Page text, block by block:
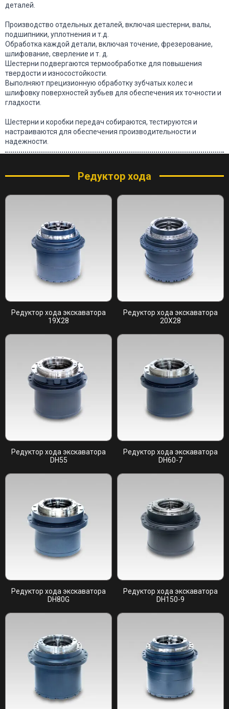
деталей.
Производство отдельных деталей, включая шестерни, валы,
подшипники, уплотнения и т.д.
Обработка каждой детали, включая точение, фрезерование,
шлифование, сверление и т. д.
Шестерни подвергаются термообработке для повышения
твердости и износостойкости.
Выполняют прецизионную обработку зубчатых колес и
шлифовку поверхностей зубьев для обеспечения их точности и
гладкости.
Шестерни и коробки передач собираются, тестируются и
настраиваются для обеспечения производительности и
надежности.
Редуктор хода
Редуктор хода экскаватора
19X28
Редуктор хода экскаватора
20X28
Редуктор хода экскаватора
DH55
Редуктор хода экскаватора
DH60-7
Редуктор хода экскаватора
DH80G
Редуктор хода экскаватора
DH150-9